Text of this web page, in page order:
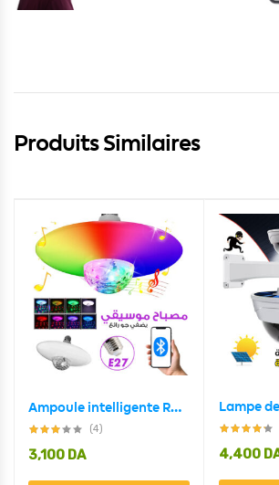
Produits Similaires
Ampoule intelligente RGB avec haut-parleur Bluetooth 30W
(4)
3,100 DA 4,400